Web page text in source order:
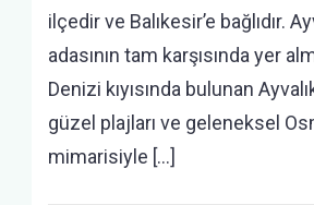
için
ilçedir ve Balıkesir’e bağlıdır.
adasının tam karşısında yer
Denizi kıyısında bulunan
güzel plajları ve geleneksel
mimarisiyle […]